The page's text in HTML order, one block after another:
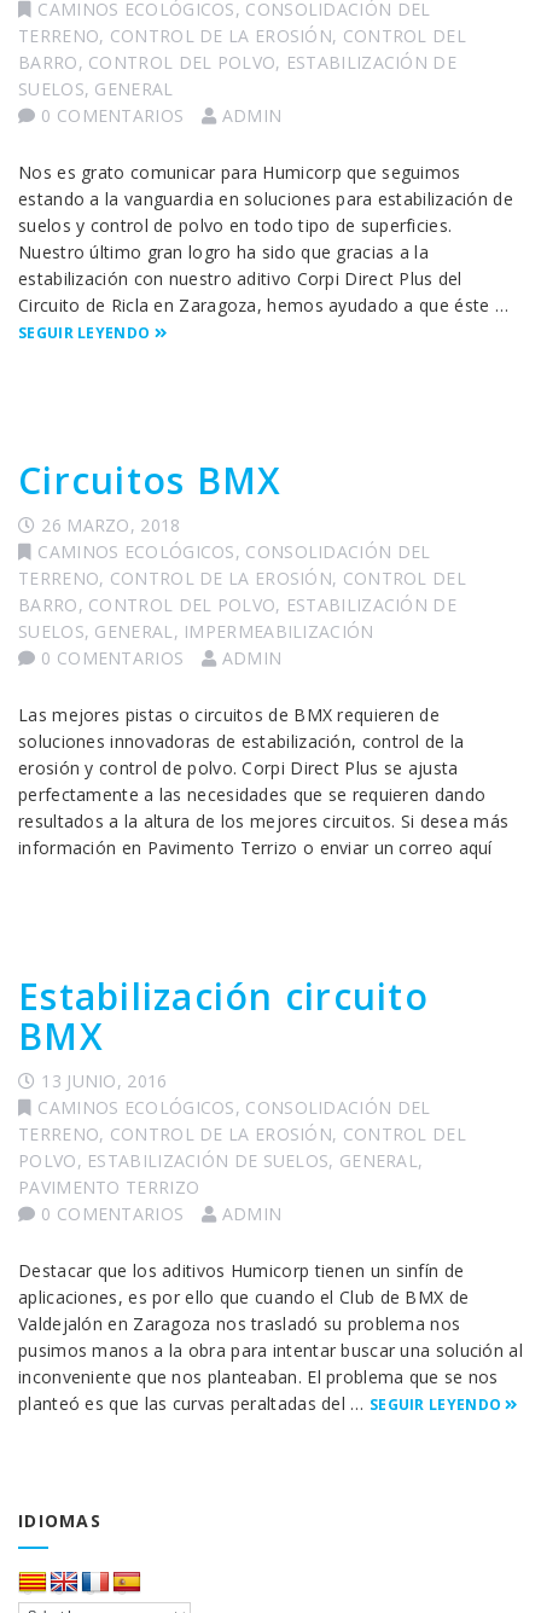
CAMINOS ECOLÓGICOS, CONSOLIDACIÓN DEL
TERRENO, CONTROL DE LA EROSIÓN, CONTROL DEL
BARRO, CONTROL DEL POLVO, ESTABILIZACIÓN DE
SUELOS, GENERAL
0 COMENTARIOS
ADMIN
Nos es grato comunicar para Humicorp que seguimos
estando a la vanguardia en soluciones para estabilización de
suelos y control de polvo en todo tipo de superficies.
Nuestro último gran logro ha sido que gracias a la
estabilización con nuestro aditivo Corpi Direct Plus del
Circuito de Ricla en Zaragoza, hemos ayudado a que éste …
SEGUIR LEYENDO
Circuitos BMX
26 MARZO, 2018
CAMINOS ECOLÓGICOS, CONSOLIDACIÓN DEL
TERRENO, CONTROL DE LA EROSIÓN, CONTROL DEL
BARRO, CONTROL DEL POLVO, ESTABILIZACIÓN DE
SUELOS, GENERAL, IMPERMEABILIZACIÓN
0 COMENTARIOS
ADMIN
Las mejores pistas o circuitos de BMX requieren de
soluciones innovadoras de estabilización, control de la
erosión y control de polvo. Corpi Direct Plus se ajusta
perfectamente a las necesidades que se requieren dando
resultados a la altura de los mejores circuitos. Si desea más
información en Pavimento Terrizo o enviar un correo aquí
Estabilización circuito
BMX
13 JUNIO, 2016
CAMINOS ECOLÓGICOS, CONSOLIDACIÓN DEL
TERRENO, CONTROL DE LA EROSIÓN, CONTROL DEL
POLVO, ESTABILIZACIÓN DE SUELOS, GENERAL,
PAVIMENTO TERRIZO
0 COMENTARIOS
ADMIN
Destacar que los aditivos Humicorp tienen un sinfín de
aplicaciones, es por ello que cuando el Club de BMX de
Valdejalón en Zaragoza nos trasladó su problema nos
pusimos manos a la obra para intentar buscar una solución al
inconveniente que nos planteaban. El problema que se nos
planteó es que las curvas peraltadas del … SEGUIR LEYENDO
IDIOMAS